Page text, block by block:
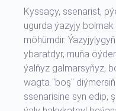
Kyssaçy, ssenarist,
ugurda ýazyjy
möhümdir.
ybaratdyr, muňa
ýalňyz galmarsyňyz,
wagta "boş"
ssenarisine syn edip,